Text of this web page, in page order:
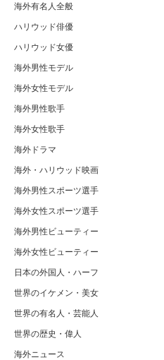
海外有名人全般
ハリウッド俳優
ハリウッド女優
海外男性モデル
海外女性モデル
海外男性歌手
海外女性歌手
海外ドラマ
海外・ハリウッド映画
海外男性スポーツ選手
海外女性スポーツ選手
海外男性ビューティー
海外女性ビューティー
日本の外国人・ハーフ
世界のイケメン・美女
世界の有名人・芸能人
世界の歴史・偉人
海外ニュース